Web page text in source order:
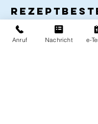
Vorname
Anruf Nachricht e-